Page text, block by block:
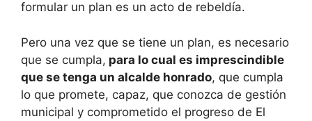
formular un plan es un acto de rebeldía.
Pero una vez que se tiene un plan, es necesario
que se cumpla, para lo cual es imprescindible
que se tenga un alcalde honrado, que cumpla
lo que promete, capaz, que conozca de gestión
municipal y comprometido el progreso de El